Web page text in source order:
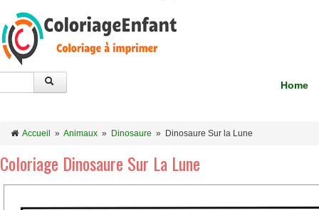
Home
Accueil » Animaux » Dinosaure » Dinosaure Sur la Lune
Coloriage Dinosaure Sur La Lune